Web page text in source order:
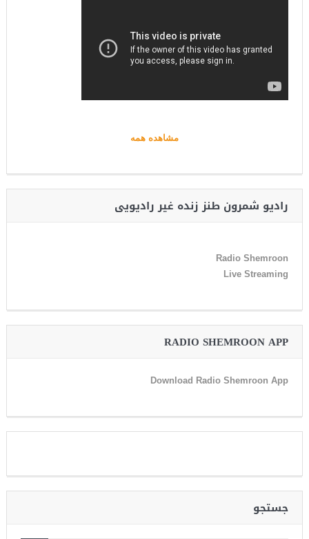
مشاهده همه
رادیو شمرون طنز زنده غیر رادیویی
Radio Shemroon
Live Streaming
RADIO SHEMROON APP
Download Radio Shemroon App
جستجو